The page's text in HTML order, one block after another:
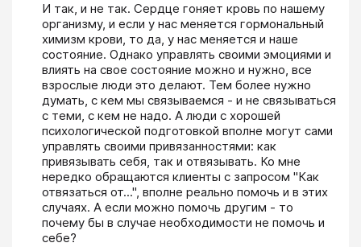
И так, и не так. Сердце гоняет кровь по нашему
организму, и если у нас меняется гормональный
химизм крови, то да, у нас меняется и наше
состояние. Однако управлять своими эмоциями и
влиять на свое состояние можно и нужно, все
взрослые люди это делают. Тем более нужно
думать, с кем мы связываемся - и не связываться
с теми, с кем не надо. А люди с хорошей
психологической подготовкой вполне могут сами
управлять своими привязанностями: как
привязывать себя, так и отвязывать. Ко мне
нередко обращаются клиенты с запросом "Как
отвязаться от...", вполне реально помочь и в этих
случаях. А если можно помочь другим - то
почему бы в случае необходимости не помочь и
себе?